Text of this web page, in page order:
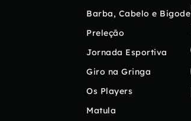
Barba, Cabelo e Bigode
Preleção
Jornada Esportiva
Giro na Gringa
Os Players
Matula